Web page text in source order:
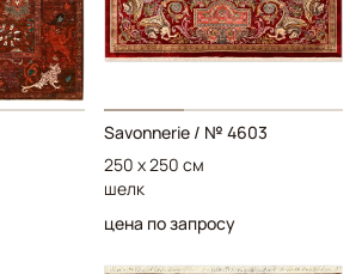
Savonnerie / № 4603
250 x 250 см
шелк
цена по запросу